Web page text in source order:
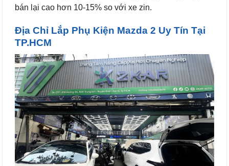
bán lại cao hơn 10-15% so với xe zin.
Địa Chỉ Lắp Phụ Kiện Mazda 2 Uy Tín Tại
TP.HCM